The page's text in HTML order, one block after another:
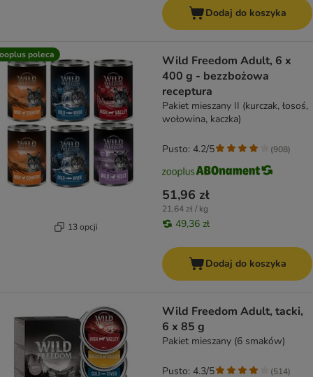
Dodaj do koszyka
poleca
13 opcji
Wild Freedom Adult, 6 x
400 g - bezzbożowa
receptura
Pakiet mieszany II (kurczak, łosoś,
wołowina, kaczka)
51,96 zł
21,64 zł / kg
49,36 zł
Pusto: 4.2/5 (908)
Dodaj do koszyka
Wild Freedom Adult, tacki,
6 x 85 g
Pakiet mieszany (6 smaków)
Pusto: 4.3/5 (514)